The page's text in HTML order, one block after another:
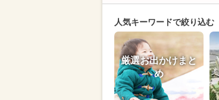
人気キーワードで絞り込む
厳選お出かけまと
め